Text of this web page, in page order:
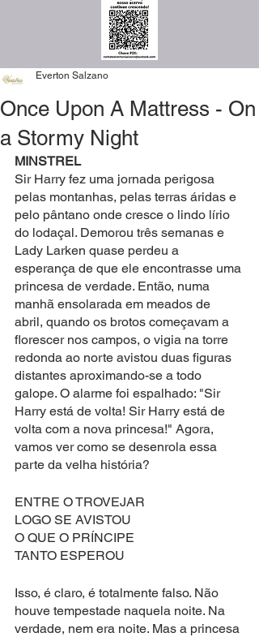
Once Upon A Mattress - On
a Stormy Night
Everton Salzano
MINSTREL
Sir Harry fez uma jornada perigosa
pelas montanhas, pelas terras áridas e
pelo pântano onde cresce o lindo lírio
do lodaçal. Demorou três semanas e
Lady Larken quase perdeu a
esperança de que ele encontrasse uma
princesa de verdade. Então, numa
manhã ensolarada em meados de
abril, quando os brotos começavam a
florescer nos campos, o vigia na torre
redonda ao norte avistou duas figuras
distantes aproximando-se a todo
galope. O alarme foi espalhado: "Sir
Harry está de volta! Sir Harry está de
volta com a nova princesa!" Agora,
vamos ver como se desenrola essa
parte da velha história?
ENTRE O TROVEJAR
LOGO SE AVISTOU
O QUE O PRÍNCIPE
TANTO ESPEROU
Isso, é claro, é totalmente falso. Não
houve tempestade naquela noite. Na
verdade, nem era noite. Mas a princesa